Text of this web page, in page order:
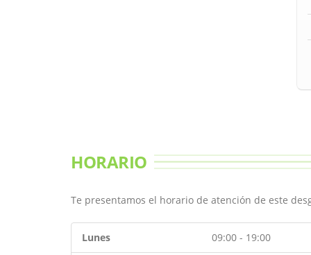
HORARIO
Te presentamos el horario de atención de este
Lunes 09:00 - 19:00